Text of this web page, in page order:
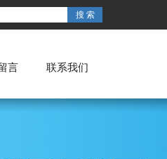
言 联系我们